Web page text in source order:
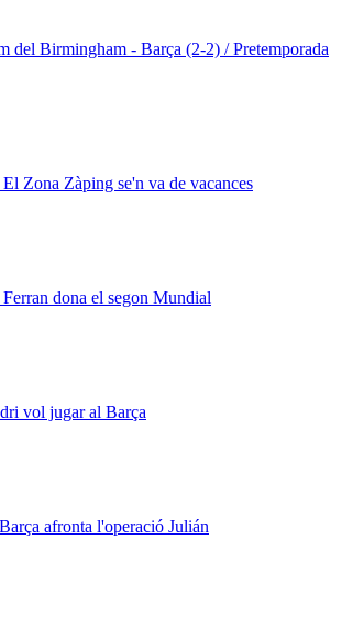
del Birmingham - Barça (2-2) / Pretemporada
Zona Zàping se'n va de vacances
dona el segon Mundial
vol jugar al Barça
afronta l'operació Julián